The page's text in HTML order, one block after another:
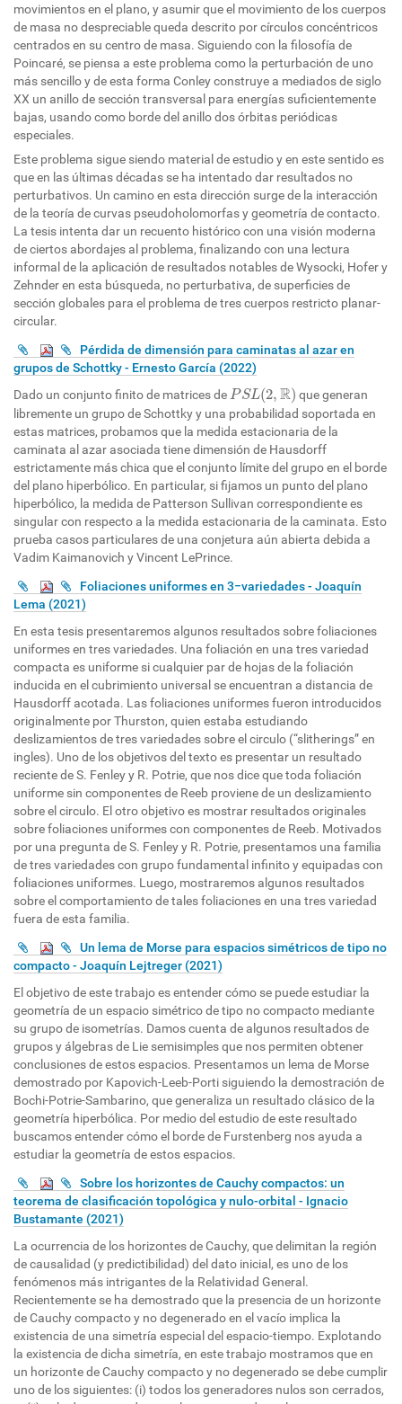
movimientos en el plano, y asumir que el movimiento de los cuerpos
de masa no despreciable queda descrito por círculos concéntricos
centrados en su centro de masa. Siguiendo con la filosofía de
Poincaré, se piensa a este problema como la perturbación de uno
más sencillo y de esta forma Conley construye a mediados de siglo
XX un anillo de sección transversal para energías suficientemente
bajas, usando como borde del anillo dos órbitas periódicas
especiales.
Este problema sigue siendo material de estudio y en este sentido es
que en las últimas décadas se ha intentado dar resultados no
perturbativos. Un camino en esta dirección surge de la interacción
de la teoría de curvas pseudoholomorfas y geometría de contacto.
La tesis intenta dar un recuento histórico con una visión moderna
de ciertos abordajes al problema, finalizando con una lectura
informal de la aplicación de resultados notables de Wysocki, Hofer y
Zehnder en esta búsqueda, no perturbativa, de superficies de
sección globales para el problema de tres cuerpos restricto planar-
circular.
Pérdida de dimensión para caminatas al azar en
grupos de Schottky - Ernesto García (2022)
Dado un conjunto finito de matrices dePSL(2, R)
PSL( 2, R)
que generan
libremente un grupo de Schottky y una probabilidad soportada en
estas matrices, probamos que la medida estacionaria de la
caminata al azar asociada tiene dimensión de Hausdorff
estrictamente más chica que el conjunto límite del grupo en el borde
del plano hiperbólico. En particular, si fijamos un punto del plano
hiperbólico, la medida de Patterson Sullivan correspondiente es
singular con respecto a la medida estacionaria de la caminata. Esto
prueba casos particulares de una conjetura aún abierta debida a
Vadim Kaimanovich y Vincent LePrince.
Foliaciones uniformes en 3−variedades - Joaquín
Lema (2021)
En esta tesis presentaremos algunos resultados sobre foliaciones
uniformes en tres variedades. Una foliación en una tres variedad
compacta es uniforme si cualquier par de hojas de la foliación
inducida en el cubrimiento universal se encuentran a distancia de
Hausdorff acotada. Las foliaciones uniformes fueron introducidos
originalmente por Thurston, quien estaba estudiando
deslizamientos de tres variedades sobre el circulo (“slitherings” en
ingles). Uno de los objetivos del texto es presentar un resultado
reciente de S. Fenley y R. Potrie, que nos dice que toda foliación
uniforme sin componentes de Reeb proviene de un deslizamiento
sobre el circulo. El otro objetivo es mostrar resultados originales
sobre foliaciones uniformes con componentes de Reeb. Motivados
por una pregunta de S. Fenley y R. Potrie, presentamos una familia
de tres variedades con grupo fundamental infinito y equipadas con
foliaciones uniformes. Luego, mostraremos algunos resultados
sobre el comportamiento de tales foliaciones en una tres variedad
fuera de esta familia.
Un lema de Morse para espacios simétricos de tipo no
compacto - Joaquín Lejtreger (2021)
El objetivo de este trabajo es entender cómo se puede estudiar la
geometría de un espacio simétrico de tipo no compacto mediante
su grupo de isometrías. Damos cuenta de algunos resultados de
grupos y álgebras de Lie semisimples que nos permiten obtener
conclusiones de estos espacios. Presentamos un lema de Morse
demostrado por Kapovich-Leeb-Porti siguiendo la demostración de
Bochi-Potrie-Sambarino, que generaliza un resultado clásico de la
geometría hiperbólica. Por medio del estudio de este resultado
buscamos entender cómo el borde de Furstenberg nos ayuda a
estudiar la geometría de estos espacios.
Sobre los horizontes de Cauchy compactos: un
teorema de clasificación topológica y nulo-orbital - Ignacio
Bustamante (2021)
La ocurrencia de los horizontes de Cauchy, que delimitan la región
de causalidad (y predictibilidad) del dato inicial, es uno de los
fenómenos más intrigantes de la Relatividad General.
Recientemente se ha demostrado que la presencia de un horizonte
de Cauchy compacto y no degenerado en el vacío implica la
existencia de una simetría especial del espacio-tiempo. Explotando
la existencia de dicha simetría, en este trabajo mostramos que en
un horizonte de Cauchy compacto y no degenerado se debe cumplir
uno de los siguientes: (i) todos los generadores nulos son cerrados,